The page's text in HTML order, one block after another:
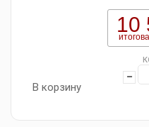
10
В корзину